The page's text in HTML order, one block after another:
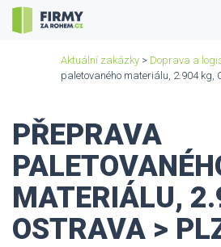
Aktuální zakázky > Doprava a
paletovaného materiálu, 2.904 kg,
PŘEPRAVA
MATERIÁLU,
OSTRAVA >